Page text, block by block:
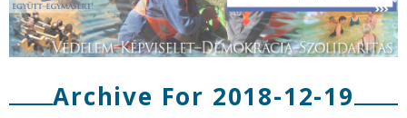
Archive For 2018-12-19